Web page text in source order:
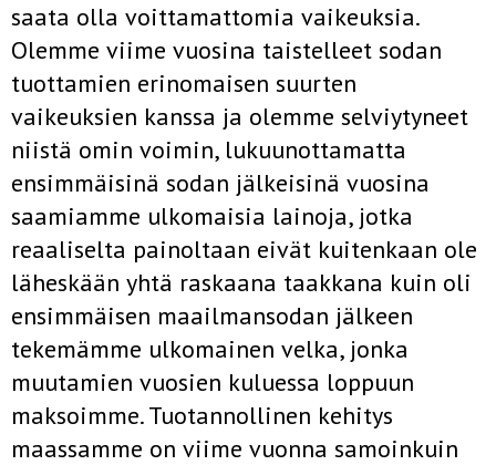
saata olla voittamattomia vaikeuksia.
Olemme viime vuosina taistelleet sodan
tuottamien erinomaisen suurten
vaikeuksien kanssa ja olemme selviytyneet
niistä omin voimin, lukuunottamatta
ensimmäisinä sodan jälkeisinä vuosina
saamiamme ulkomaisia lainoja, jotka
reaaliselta painoltaan eivät kuitenkaan ole
läheskään yhtä raskaana taakkana kuin oli
ensimmäisen maailmansodan jälkeen
tekemämme ulkomainen velka, jonka
muutamien vuosien kuluessa loppuun
maksoimme. Tuotannollinen kehitys
maassamme on viime vuonna samoinkuin